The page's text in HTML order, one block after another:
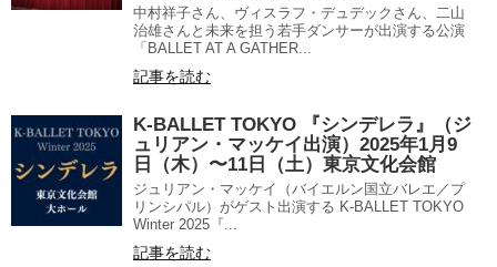
中村祥子さん、ヴィスラフ・デュデックさん、二山
治雄さんと未来を担う若手ダンサーが出演する公演
「BALLET AT A GATHER...
記事を読む
K-BALLET TOKYO 『シンデレラ』（ジ
ュリアン・マッケイ出演）2025年1月9
日（木）〜11日（土）東京文化会館
ジュリアン・マッケイ（バイエルン国立バレエ／プ
リンシパル）がゲスト出演する K-BALLET TOKYO
Winter 2025『...
記事を読む